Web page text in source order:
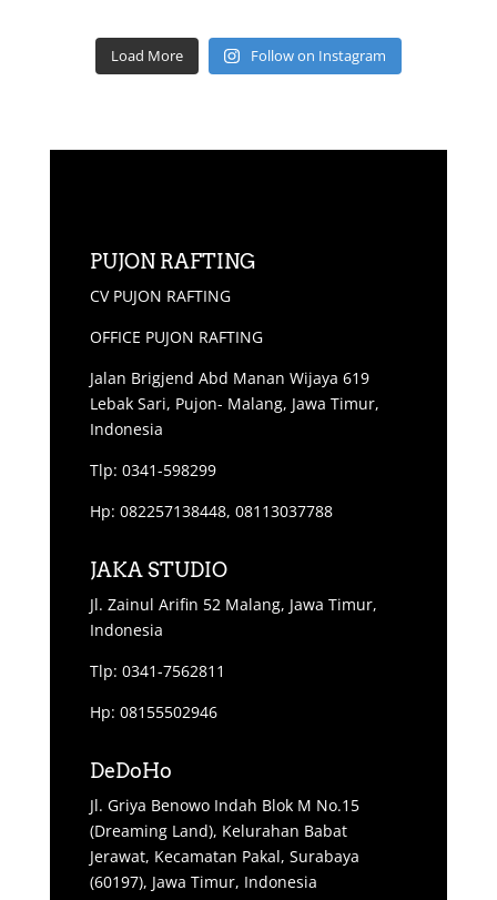
Load More Follow on Instagram
PUJON RAFTING
CV PUJON RAFTING
OFFICE PUJON RAFTING
Jalan Brigjend Abd Manan Wijaya 619
Lebak Sari, Pujon- Malang, Jawa Timur,
Indonesia
Tlp: 0341-598299
Hp: 082257138448, 08113037788
JAKA STUDIO
Jl. Zainul Arifin 52 Malang, Jawa Timur,
Indonesia
Tlp: 0341-7562811
Hp: 08155502946
DeDoHo
Jl. Griya Benowo Indah Blok M No.15
(Dreaming Land), Kelurahan Babat
Jerawat, Kecamatan Pakal, Surabaya
(60197), Jawa Timur, Indonesia